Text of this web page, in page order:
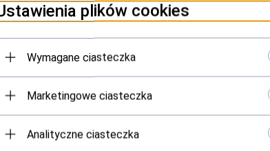
16TB 3,5" 7200
plików cookies
Wymagane ciasteczka
Marketingowe ciasteczka
Analityczne ciasteczka